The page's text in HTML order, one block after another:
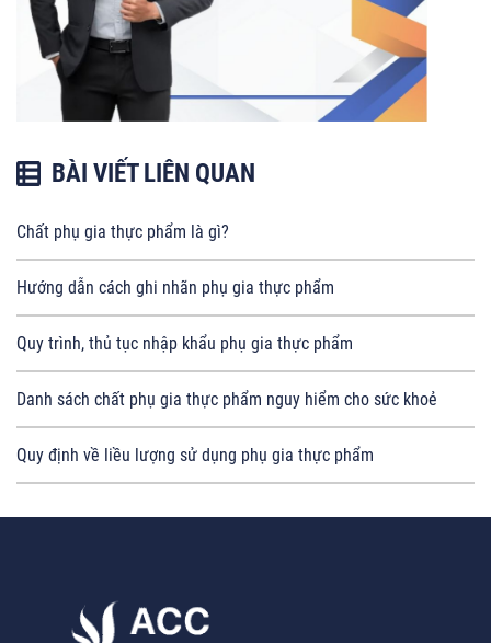
BÀI VIẾT LIÊN QUAN
Chất phụ gia thực phẩm là gì?
Hướng dẫn cách ghi nhãn phụ gia thực phẩm
Quy trình, thủ tục nhập khẩu phụ gia thực phẩm
Danh sách chất phụ gia thực phẩm nguy hiểm cho sức khoẻ
Quy định về liều lượng sử dụng phụ gia thực phẩm